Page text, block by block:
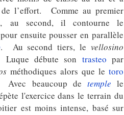
de l’effort. Comme au premier
au second, il contourne le
ensuite pousser en parallèle
. Au second tiers, levellosino
débute son trasteo par
méthodiques alors que le toro
beaucoup de temple le
l'exercice dans le terrain du
est moins intense, basé sur